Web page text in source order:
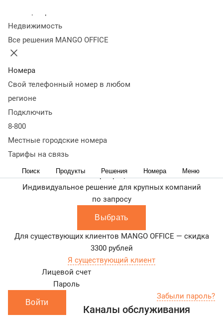
Недвижимость
Все решения MANGO OFFICE
Номера
Свой телефонный номер в любом
регионе
Подключить
8-800
Местные городские номера
Тарифы на связь
Поиск Продукты Решения Номера Меню
Для расширенных контакт-центров и роста
Выбрать
Для профессиональных контакт-центров и
13 400
Корпорация
Индивидуальное решение для крупных компаний
по запросу
Выбрать
Для существующих клиентов MANGO OFFICE — скидка
3300 рублей
Я существующий клиент
Лицевой счет
Пароль
Войти
Забыли пароль?
Каналы обслуживания